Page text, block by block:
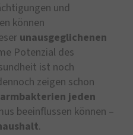
und
können
unausgeglichenen
Potenzial des
ist noch
zeigen schon
jeden
beeinflussen können –
.